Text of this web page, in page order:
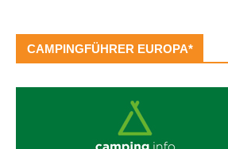
CAMPINGFÜHRER EUROPA*